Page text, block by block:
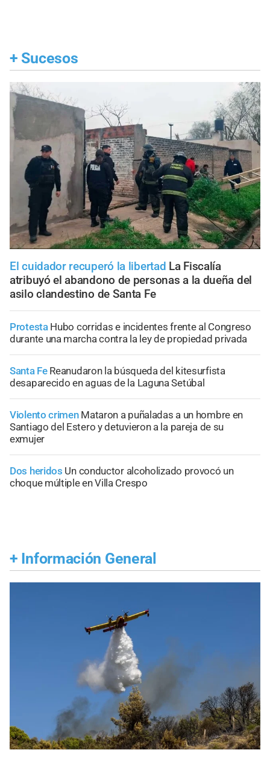
+ Sucesos
El cuidador recuperó la libertad La Fiscalía
atribuyó el abandono de personas a la dueña del
asilo clandestino de Santa Fe
Protesta Hubo corridas e incidentes frente al Congreso
durante una marcha contra la ley de propiedad privada
Santa Fe Reanudaron la búsqueda del kitesurfista
desaparecido en aguas de la Laguna Setúbal
Violento crimen Mataron a puñaladas a un hombre en
Santiago del Estero y detuvieron a la pareja de su
exmujer
Dos heridos Un conductor alcoholizado provocó un
choque múltiple en Villa Crespo
+ Información General